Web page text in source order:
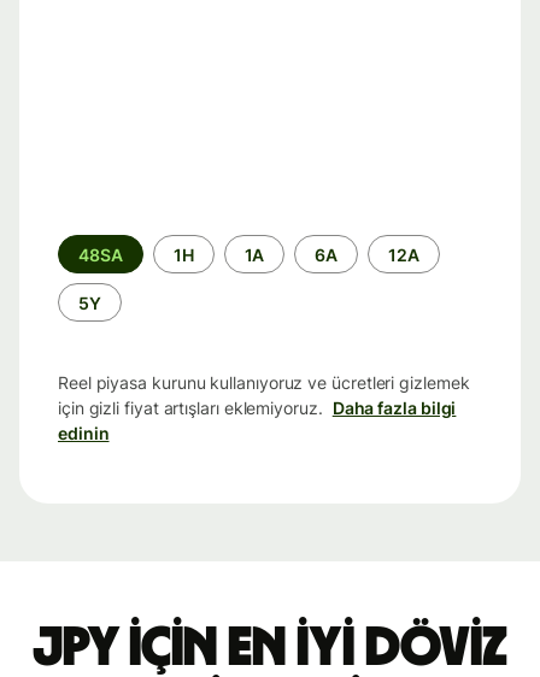
Zaman
aralığı
48SA 1H 1A 6A 12A
5Y
Reel piyasa kurunu kullanıyoruz ve ücretleri gizlemek
için gizli fiyat artışları eklemiyoruz. Daha fazla bilgi
edinin
JPY için en iyi döviz